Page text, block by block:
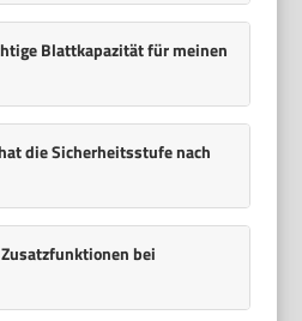
Blattkapazität für meinen
die Sicherheitsstufe nach
bei